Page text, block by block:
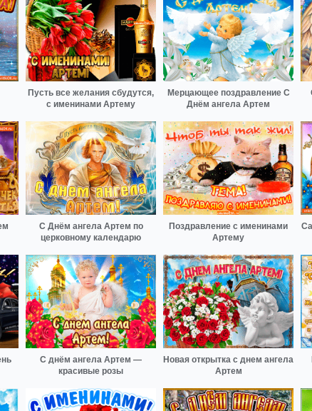
Пусть все желания сбудутся,
с именинами Артему
Мерцающее поздравление С
Днём ангела Артем
С Днём ангела Артем по
церковному календарю
Поздравление с именинами
Артему
С днём ангела Артем —
красивые розы
Новая открытка с днем ангела
Артем